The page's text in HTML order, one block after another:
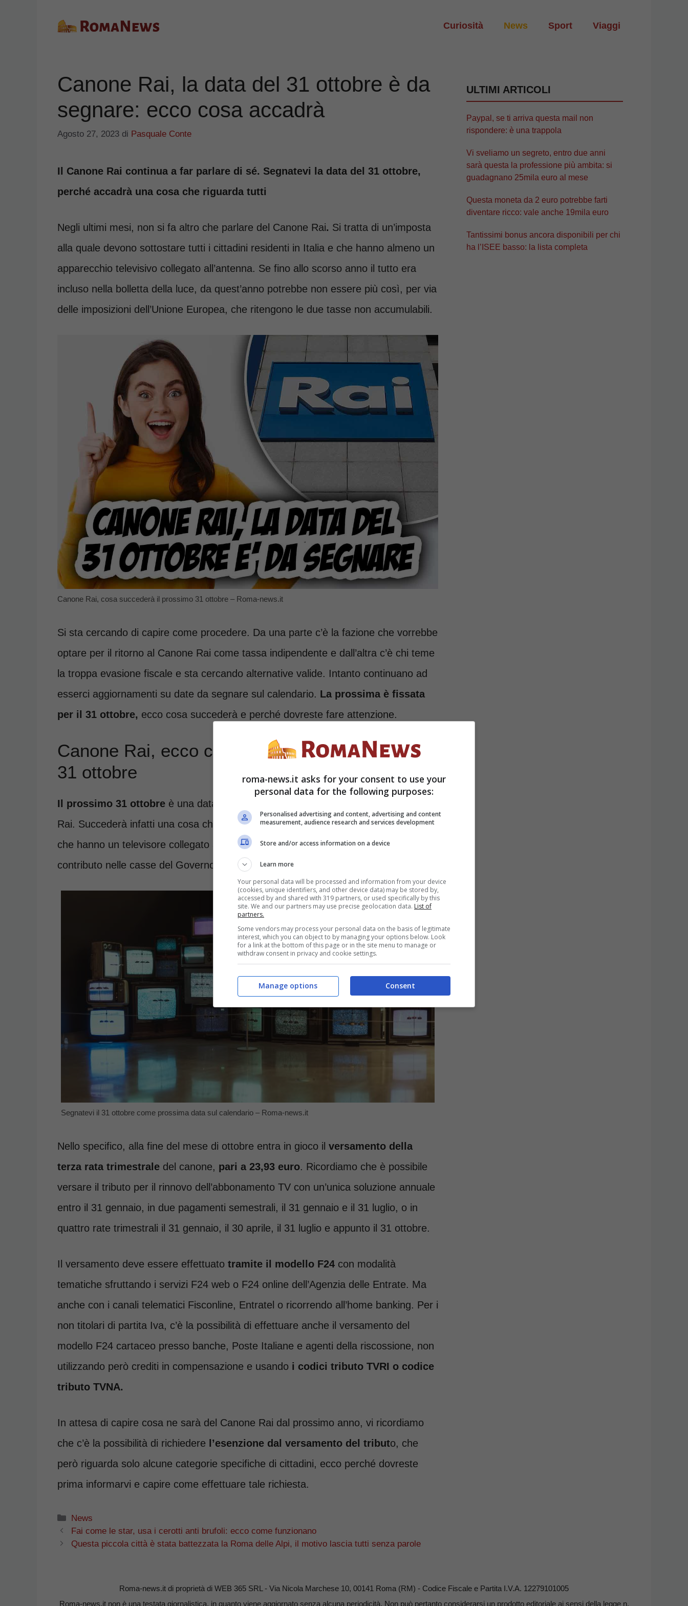
Curiosità News Sport Viaggi
Canone Rai, la data del 31 ottobre è da
segnare: ecco cosa accadrà
Agosto 27, 2023 di Pasquale Conte
Il Canone Rai continua a far parlare di sé. Segnatevi la data del 31 ottobre,
perché accadrà una cosa che riguarda tutti
Negli ultimi mesi, non si fa altro che parlare del Canone Rai. Si tratta di un’imposta
alla quale devono sottostare tutti i cittadini residenti in Italia e che hanno almeno un
apparecchio televisivo collegato all’antenna. Se fino allo scorso anno il tutto era
incluso nella bolletta della luce, da quest’anno potrebbe non essere più così, per via
delle imposizioni dell’Unione Europea, che ritengono le due tasse non accumulabili.
Canone Rai, cosa succederà il prossimo 31 ottobre – Roma-news.it
Si sta cercando di capire come procedere. Da una parte c’è la fazione che vorrebbe
optare per il ritorno al Canone Rai come tassa indipendente e dall’altra c’è chi teme
la troppa evasione fiscale e sta cercando alternative valide. Intanto continuano ad
esserci aggiornamenti su date da segnare sul calendario. La prossima è fissata
per il 31 ottobre, ecco cosa succederà e perché dovreste fare attenzione.
Canone Rai, ecco cosa succederà il prossimo
31 ottobre
Il prossimo 31 ottobre è una data da segnare sul calendario parlando di Canone
Rai. Succederà infatti una cosa che interesserà tutti i cittadini residenti in Italia e
che hanno un televisore collegato all’antenna, e obbligati quindi a versare il
contributo nelle casse del Governo.
Segnatevi il 31 ottobre come prossima data sul calendario – Roma-news.it
Nello specifico, alla fine del mese di ottobre entra in gioco il versamento della
terza rata trimestrale del canone, pari a 23,93 euro. Ricordiamo che è possibile
versare il tributo per il rinnovo dell’abbonamento TV con un’unica soluzione annuale
entro il 31 gennaio, in due pagamenti semestrali, il 31 gennaio e il 31 luglio, o in
quattro rate trimestrali il 31 gennaio, il 30 aprile, il 31 luglio e appunto il 31 ottobre.
Il versamento deve essere effettuato tramite il modello F24 con modalità
tematiche sfruttando i servizi F24 web o F24 online dell’Agenzia delle Entrate. Ma
anche con i canali telematici Fisconline, Entratel o ricorrendo all’home banking. Per i
non titolari di partita Iva, c’è la possibilità di effettuare anche il versamento del
modello F24 cartaceo presso banche, Poste Italiane e agenti della riscossione, non
utilizzando però crediti in compensazione e usando i codici tributo TVRI o codice
tributo TVNA.
In attesa di capire cosa ne sarà del Canone Rai dal prossimo anno, vi ricordiamo
che c’è la possibilità di richiedere
l’esenzione dal versamento del tributo, che
però riguarda solo alcune categorie specifiche di cittadini, ecco perché dovreste
prima informarvi e capire come effettuare tale richiesta.
Categorie
News
Fai come le star, usa i cerotti anti brufoli: ecco come funzionano
Questa piccola città è stata battezzata la Roma delle Alpi, il motivo lascia tutti senza parole
ULTIMI ARTICOLI
Paypal, se ti arriva questa mail non
rispondere: è una trappola
Vi sveliamo un segreto, entro due anni
sarà questa la professione più ambita: si
guadagnano 25mila euro al mese
Questa moneta da 2 euro potrebbe farti
diventare ricco: vale anche 19mila euro
Tantissimi bonus ancora disponibili per chi
ha l’ISEE basso: la lista completa
Roma-news.it di proprietà di WEB 365 SRL - Via Nicola Marchese 10, 00141 Roma (RM) - Codice Fiscale e Partita I.V.A. 12279101005
Roma-news.it non è una testata giornalistica, in quanto viene aggiornato senza alcuna periodicità. Non può pertanto considerarsi un prodotto editoriale ai sensi della legge n.
roma-news.it asks for your consent to use your
personal data for the following purposes:
Personalised advertising and content, advertising and content
measurement, audience research and services development
Store and/or access information on a device
Learn more
Your personal data will be processed and information from your device
(cookies, unique identifiers, and other device data) may be stored by,
accessed by and shared with 319 partners, or used specifically by this
site. We and our partners may use precise geolocation data. List of
partners.
Some vendors may process your personal data on the basis of legitimate
interest, which you can object to by managing your options below. Look
for a link at the bottom of this page or in the site menu to manage or
withdraw consent in privacy and cookie settings.
Consent
Manage options